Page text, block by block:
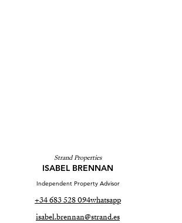
Strand Properties
ISABEL BRENNAN
Independent Property Advisor
+34 683 528 094whatsapp
isabel.brennan@strand.es